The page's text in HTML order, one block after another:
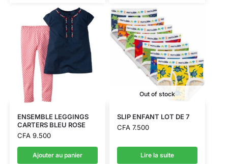
ENSEMBLE LEGGINGS
CARTERS BLEU ROSE
CFA9.500
Ajouter au panier
Out of stock
SLIP ENFANT LOT DE 7
CFA7.500
Lire la suite